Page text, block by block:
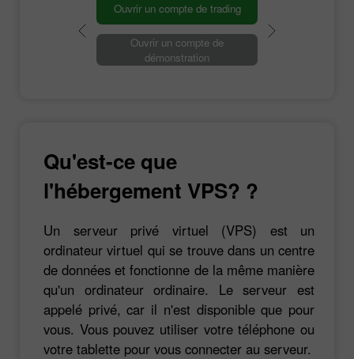
Ouvrir un compte de trading
Ouvrir un compte de
démonstration
Qu'est-ce que
l'hébergement VPS? ?
Un serveur privé virtuel (VPS) est un
ordinateur virtuel qui se trouve dans un centre
de données et fonctionne de la même manière
qu'un ordinateur ordinaire. Le serveur est
appelé privé, car il n'est disponible que pour
vous. Vous pouvez utiliser votre téléphone ou
votre tablette pour vous connecter au serveur.